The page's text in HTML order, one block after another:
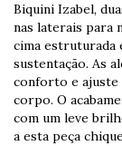
Biquini Izabel,
nas laterais para
cima estruturada
sustentação. As
conforto e ajuste
corpo. O
com um leve
a esta peça